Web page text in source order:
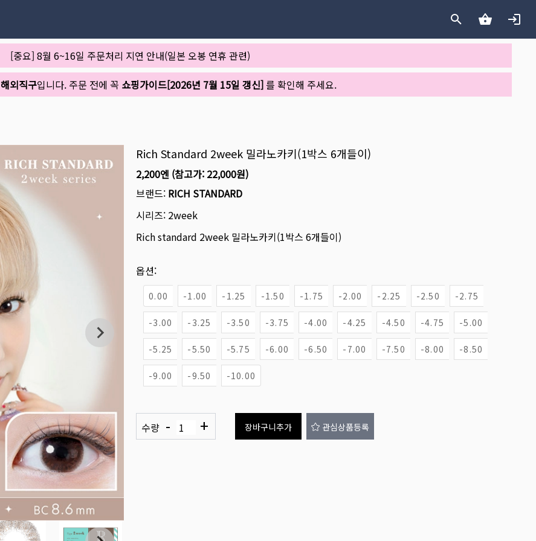
[중요] 8월 6~16일 주문처리 지연 안내(일본 오봉 연휴 관련)
해외직구입니다. 주문 전에 꼭 쇼핑가이드[2026년 7월 15일 갱신]를 확인해 주세요.
Rich Standard 2week 밀라노카키(1박스 6개들이)
2,200엔 (참고가: 22,000원)
브랜드: RICH STANDARD
시리즈: 2week
Rich standard 2week 밀라노카키(1박스 6개들이)
옵션:
0.00 -1.00 -1.25 -1.50 -1.75 -2.00 -2.25 -2.50 -2.75
-3.00 -3.25 -3.50 -3.75 -4.00 -4.25 -4.50 -4.75 -5.00
-5.25 -5.50 -5.75 -6.00 -6.50 -7.00 -7.50 -8.00 -8.50
-9.00 -9.50 -10.00
수량 - + 장바구니추가 관심상품등록